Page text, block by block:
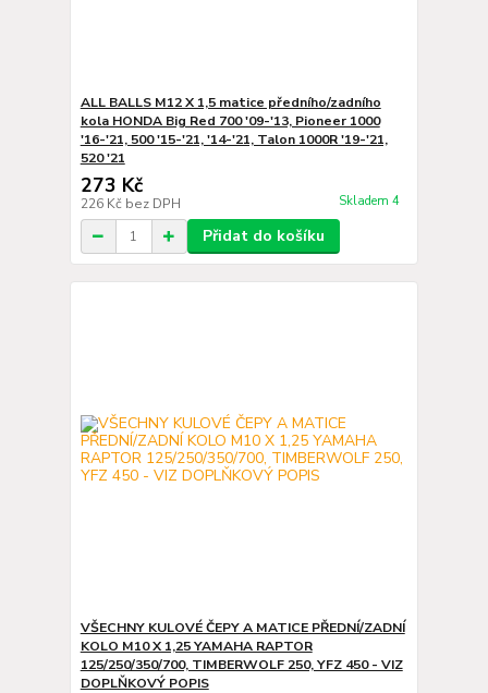
ALL BALLS M12 X 1,5 matice předního/zadního
kola HONDA Big Red 700 '09-'13, Pioneer 1000
'16-'21, 500 '15-'21, '14-'21, Talon 1000R '19-'21,
520 '21
273 Kč
226 Kč bez DPH Skladem 4
Přidat do košíku
VŠECHNY KULOVÉ ČEPY A MATICE PŘEDNÍ/ZADNÍ
KOLO M10 X 1,25 YAMAHA RAPTOR
125/250/350/700, TIMBERWOLF 250, YFZ 450 - VIZ
DOPLŇKOVÝ POPIS